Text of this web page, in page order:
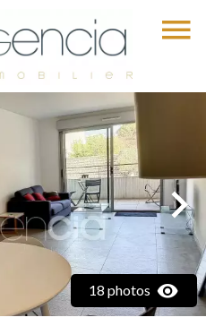
18 photos